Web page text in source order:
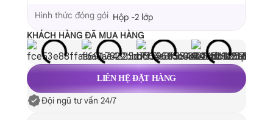
Hình thức đóng gói Hộp -2 lớp
KHÁCH HÀNG ĐÃ MUA HÀNG
LIÊN HỆ ĐẶT HÀNG
Đội ngũ tư vấn 24/7